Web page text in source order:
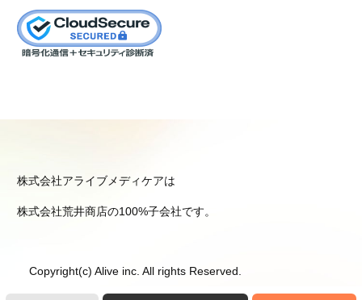
株式会社アライブメディケアは
株式会社荒井商店の100%子会社です。
Copyright(c) Alive inc. All rights Reserved.